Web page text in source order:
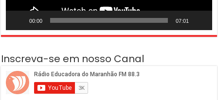
00:00 07:01
Inscreva-se em nosso Canal